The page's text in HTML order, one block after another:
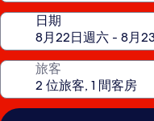
日期
旅客